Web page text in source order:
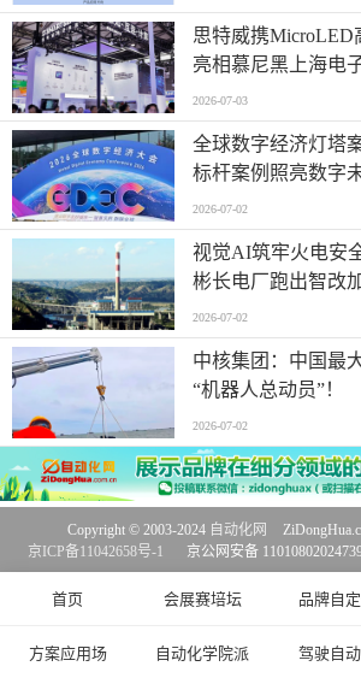
思特威携MicroLED
亮相慕尼黑上海电
2026-07-03
全球数字经济灯塔
标杆案例照亮数字
2026-07-02
视觉AI筑牢火电安
彬长电厂跑出智改
2026-07-02
中核集团：中国最
“机器人总动员”！
2026-07-02
首页 会展赛培坛 品牌自
方案应用场 自动化学院派 驾驶自
Copyright © 2003-2024 自动化网
京ICP备11042658号-1
京公网安备